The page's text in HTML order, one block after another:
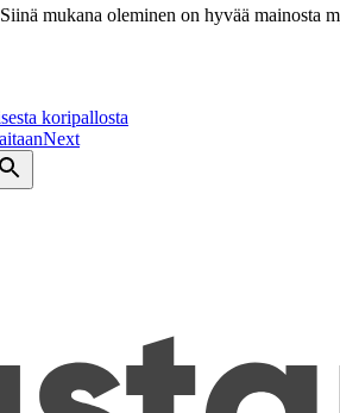
mukana oleminen on hyvää
koripallosta
Next